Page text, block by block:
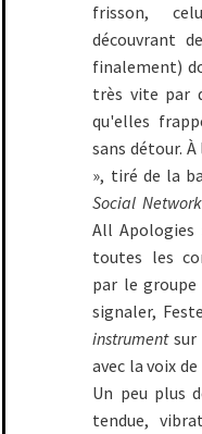
frisson,
découvrant
finalement)
très vite par
qu'elles
sans détour.
», tiré de la
Social Network
All Apologies
toutes les
par le groupe
signaler,
instrumentsur
avec la voix
Un peu plus
tendue,